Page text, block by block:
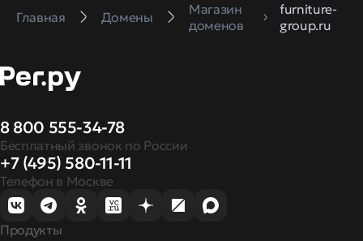
Главная Домены
Магазин
доменов
furniture-
group.ru
8 800 555-34-78
Бесплатный звонок по России
+7 (495) 580-11-11
Телефон в Москве
Продукты